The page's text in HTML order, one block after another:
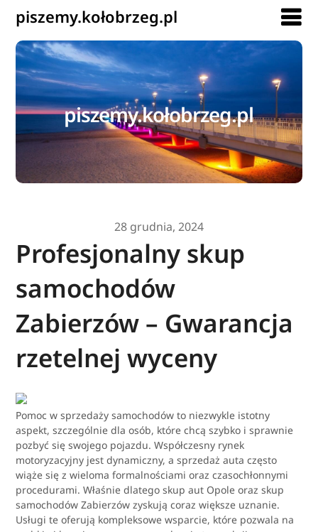
piszemy.kołobrzeg.pl
piszemy.kołobrzeg.pl
28 grudnia, 2024
Profesjonalny skup
samochodów
Zabierzów – Gwarancja
rzetelnej wyceny
Pomoc w sprzedaży samochodów to niezwykle istotny
aspekt, szczególnie dla osób, które chcą szybko i sprawnie
pozbyć się swojego pojazdu. Współczesny rynek
motoryzacyjny jest dynamiczny, a sprzedaż auta często
wiąże się z wieloma formalnościami oraz czasochłonnymi
procedurami. Właśnie dlatego skup aut Opole oraz skup
samochodów Zabierzów zyskują coraz większe uznanie.
Usługi te oferują kompleksowe wsparcie, które pozwala na